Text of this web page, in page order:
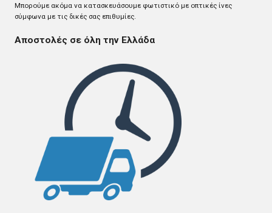
Mπορούμε ακόμα να κατασκευάσουμε φωτιστικό με οπτικές ίνες
σύμφωνα με τις δικές σας επιθυμίες.
Αποστολές σε όλη την Ελλάδα